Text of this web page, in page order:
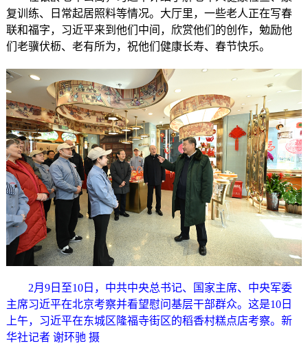
复训练、日常起居照料等情况。大厅里，一些老人正在写春
联和福字，习近平来到他们中间，欣赏他们的创作，勉励他
们老骥伏枥、老有所为，祝他们健康长寿、春节快乐。
2月9日至10日，中共中央总书记、国家主席、中央军委
主席习近平在北京考察并看望慰问基层干部群众。这是10日
上午，习近平在东城区隆福寺街区的稻香村糕点店考察。新
华社记者 谢环驰 摄